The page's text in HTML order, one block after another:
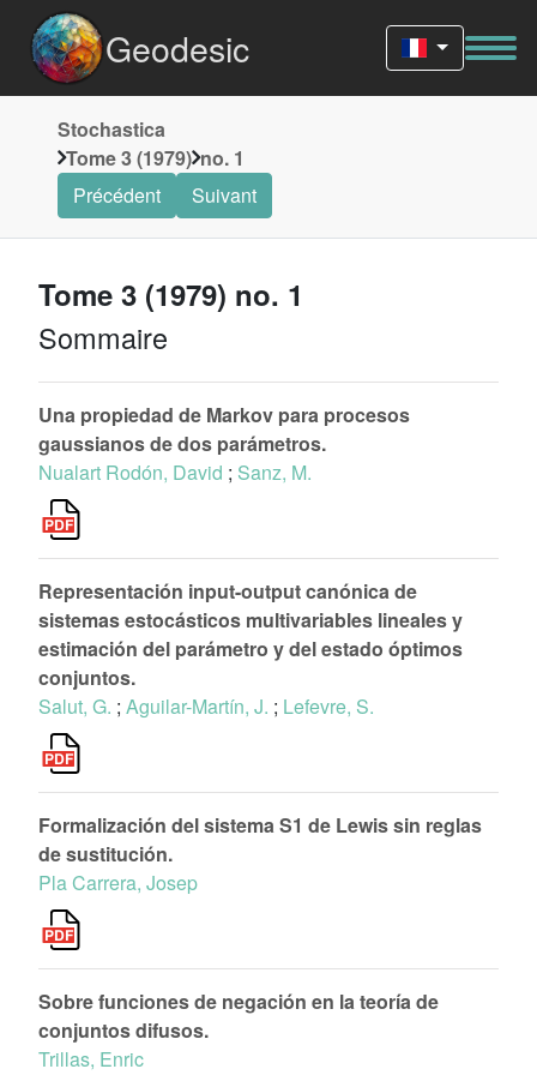
Geodesic
Stochastica
Tome 3 (1979) no. 1
Précédent
Suivant
Tome 3 (1979) no. 1
Sommaire
Una propiedad de Markov para procesos
gaussianos de dos parámetros.
Nualart Rodón, David ; Sanz, M.
Representación input-output canónica de
sistemas estocásticos multivariables lineales y
estimación del parámetro y del estado óptimos
conjuntos.
Salut, G. ; Aguilar-Martín, J. ; Lefevre, S.
Formalización del sistema S1 de Lewis sin reglas
de sustitución.
Pla Carrera, Josep
Sobre funciones de negación en la teoría de
conjuntos difusos.
Trillas, Enric